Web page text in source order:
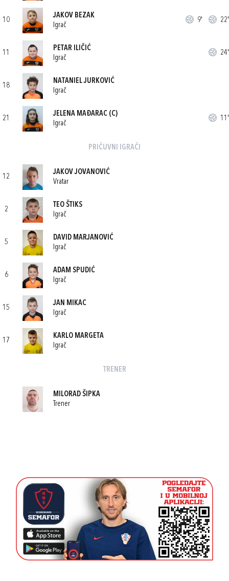
10
JAKOV BEZAK
Igrač
9' 22'
11
PETAR ILIČIĆ
Igrač
24'
18
NATANIEL JURKOVIĆ
Igrač
21
JELENA MAĐARAC (C)
Igrač
11'
PRIČUVNI IGRAČI
12
JAKOV JOVANOVIĆ
Vratar
2
TEO ŠTIKS
Igrač
5
DAVID MARJANOVIĆ
Igrač
6
ADAM SPUDIĆ
Igrač
15
JAN MIKAC
Igrač
17
KARLO MARGETA
Igrač
TRENER
MILORAD ŠIPKA
Trener